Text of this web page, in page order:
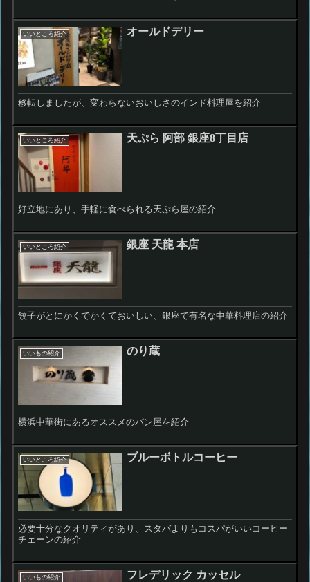
いいところ紹介 オールドデリー
移転しましたが、変わらないおいしさのインド料理屋を紹介
いいところ紹介 天ぷら 阿部 銀座8丁目店
好立地にあり、手軽に食べられる天ぷら屋の紹介
いいところ紹介 銀座 天龍 本店
餃子がとにかくでかくておいしい、銀座で有名な中華料理店の紹介
いいもの紹介 のり蔵
横浜中華街にあるオススメのパン屋を紹介
いいところ紹介 ブルーボトルコーヒー
必要十分なクオリティがあり、スタバよりもコスパがいいコーヒー
チェーンの紹介
いいもの紹介 フレデリック カッセル